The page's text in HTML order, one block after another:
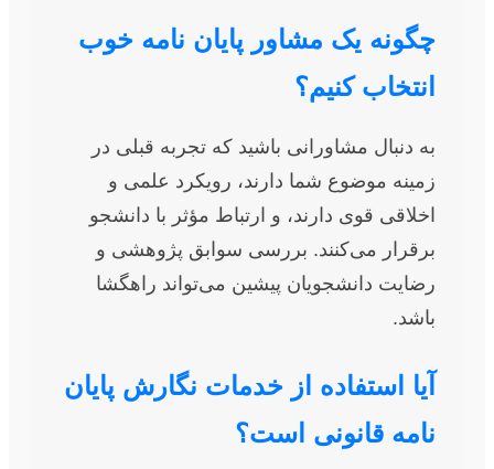
چگونه یک مشاور پایان نامه خوب
انتخاب کنیم؟
به دنبال مشاورانی باشید که تجربه قبلی در
زمینه موضوع شما دارند، رویکرد علمی و
اخلاقی قوی دارند، و ارتباط مؤثر با دانشجو
برقرار می‌کنند. بررسی سوابق پژوهشی و
رضایت دانشجویان پیشین می‌تواند راهگشا
باشد.
آیا استفاده از خدمات نگارش پایان
نامه قانونی است؟